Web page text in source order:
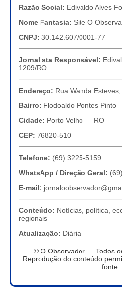
Razão Social: Edivaldo Alves
Nome Fantasia: Site O
CNPJ: 30.142.607/0001-77
Jornalista Responsável:
1209/RO
Endereço: Rua Wanda
Bairro: Flodoaldo Pontes Pinto
Cidade: Porto Velho — RO
CEP: 76820-510
Telefone: (69) 3225-5159
WhatsApp / Direção Geral:
E-mail:
Conteúdo: Notícias, política,
regionais
Atualização: Diária
© O Observador — Todos
Reprodução do conteúdo
fonte.